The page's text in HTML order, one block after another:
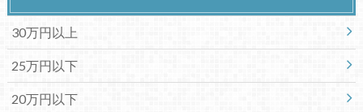
30万円以上
25万円以下
20万円以下